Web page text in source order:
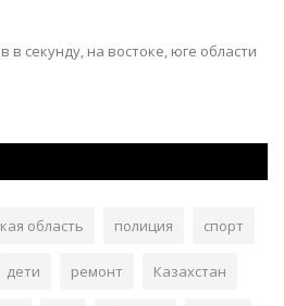
в секунду, на востоке, юге области
область полиция спорт
дети ремонт Казахстан